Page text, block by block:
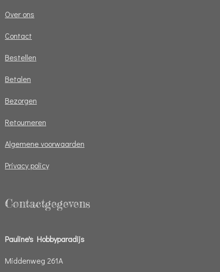
Over ons
Contact
Bestellen
Betalen
Bezorgen
Retourneren
Algemene voorwaarden
Privacy policy
Contactgegevens
Pauline's Hobbyparadijs
Middenweg 261A